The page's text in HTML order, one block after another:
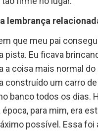
lembrança
que meu pai
pista. Eu ficava
a coisa mais normal
construído um carro
banco todos os dias.
para mim, era
possível. Essa